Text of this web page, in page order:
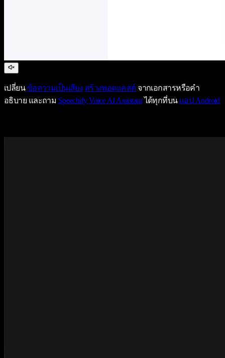
เปลี่ยนข้อความเป็นเสียง สร้างพอดแคสต์จากเอกสารหรือคำ
อธิบาย และถาม Speechify Voice AI Assistantได้ทุกที่บน แอป Android